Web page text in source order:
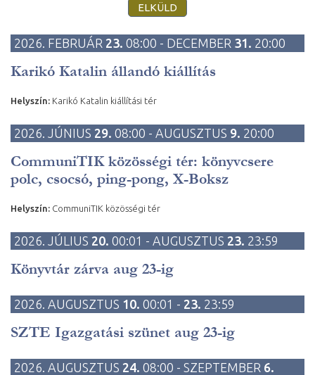
2026. FEBRUÁR 23. 08:00 - DECEMBER 31. 20:00
Karikó Katalin állandó kiállítás
Helyszín: Karikó Katalin kiállítási tér
2026. JÚNIUS 29. 08:00 - AUGUSZTUS 9. 20:00
CommuniTIK közösségi tér: könyvcsere
polc, csocsó, ping-pong, X-Boksz
Helyszín: CommuniTIK közösségi tér
2026. JÚLIUS 20. 00:01 - AUGUSZTUS 23. 23:59
Könyvtár zárva aug 23-ig
2026. AUGUSZTUS 10. 00:01 - 23. 23:59
SZTE Igazgatási szünet aug 23-ig
2026. AUGUSZTUS 24. 08:00 - SZEPTEMBER 6.